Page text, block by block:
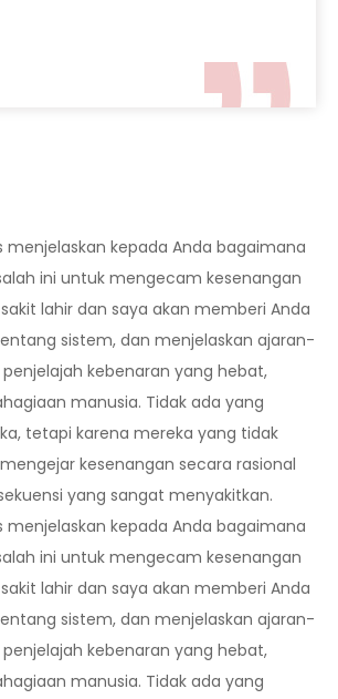
menjelaskan kepada Anda bagaimana
ini untuk mengecam kesenangan
lahir dan saya akan memberi Anda
sistem, dan menjelaskan ajaran-
kebenaran yang hebat,
manusia. Tidak ada yang
tetapi karena mereka yang tidak
kesenangan secara rasional
yang sangat menyakitkan.
menjelaskan kepada Anda bagaimana
ini untuk mengecam kesenangan
lahir dan saya akan memberi Anda
sistem, dan menjelaskan ajaran-
kebenaran yang hebat,
manusia. Tidak ada yang